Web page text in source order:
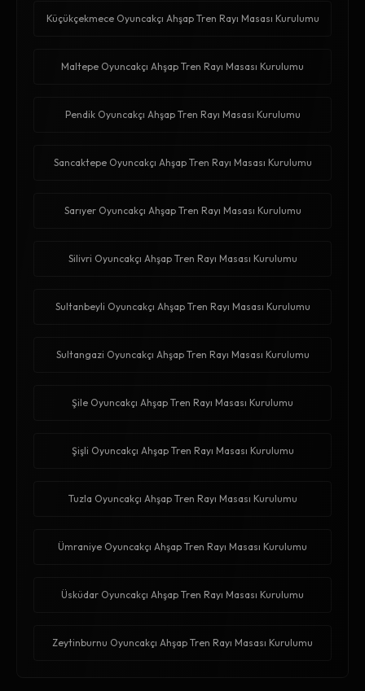
Küçükçekmece Oyuncakçı Ahşap Tren Rayı Masası Kurulumu
Maltepe Oyuncakçı Ahşap Tren Rayı Masası Kurulumu
Pendik Oyuncakçı Ahşap Tren Rayı Masası Kurulumu
Sancaktepe Oyuncakçı Ahşap Tren Rayı Masası Kurulumu
Sarıyer Oyuncakçı Ahşap Tren Rayı Masası Kurulumu
Silivri Oyuncakçı Ahşap Tren Rayı Masası Kurulumu
Sultanbeyli Oyuncakçı Ahşap Tren Rayı Masası Kurulumu
Sultangazi Oyuncakçı Ahşap Tren Rayı Masası Kurulumu
Şile Oyuncakçı Ahşap Tren Rayı Masası Kurulumu
Şişli Oyuncakçı Ahşap Tren Rayı Masası Kurulumu
Tuzla Oyuncakçı Ahşap Tren Rayı Masası Kurulumu
Ümraniye Oyuncakçı Ahşap Tren Rayı Masası Kurulumu
Üsküdar Oyuncakçı Ahşap Tren Rayı Masası Kurulumu
Zeytinburnu Oyuncakçı Ahşap Tren Rayı Masası Kurulumu